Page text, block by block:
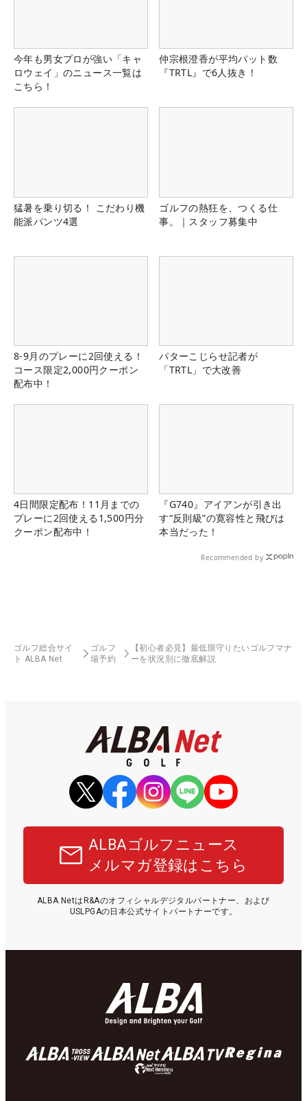
今年も男女プロが強い「キャ
ロウェイ」のニュース一覧は
こちら！
仲宗根澄香が平均パット数
『TRTL』で6人抜き！
猛暑を乗り切る！ こだわり機
能派パンツ4選
ゴルフの熱狂を、つくる仕
事。｜スタッフ募集中
8-9月のプレーに2回使える！
コース限定2,000円クーポン
配布中！
パターこじらせ記者が
「TRTL」で大改善
4日間限定配布！11月までの
プレーに2回使える1,500円分
クーポン配布中！
『G740』アイアンが引き出
す“反則級”の寛容性と飛びは
本当だった！
Recommended by
ゴルフ総合サイ
ト ALBA Net
ゴルフ
場予約
【初心者必見】最低限守りたいゴルフマナ
ーを状況別に徹底解説
ALBAゴルフニュース
メルマガ登録はこちら
ALBA NetはR&Aのオフィシャルデジタルパートナー、および
USLPGAの日本公式サイトパートナーです。